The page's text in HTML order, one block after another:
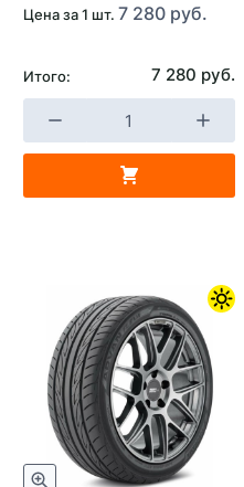
Цена за 1 шт. 7 280 руб.
Итого: 7 280 руб.